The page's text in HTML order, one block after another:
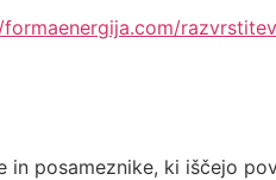
posameznike, ki iščejo